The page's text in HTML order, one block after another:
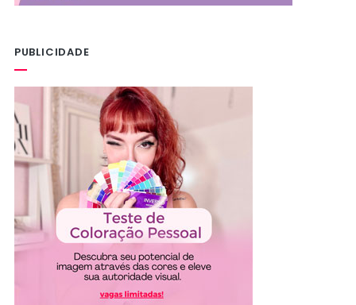
PUBLICIDADE